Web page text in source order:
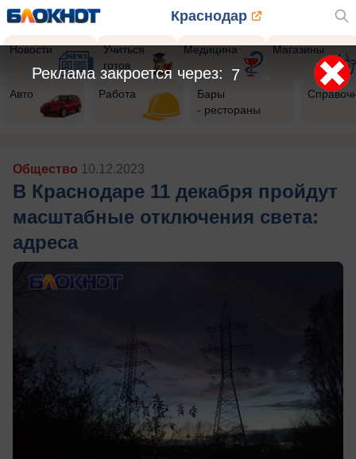
Краснодар
Новости
Учиться
готов
Медицина Магазины
Авто Работа
Бары
- рестораны
Общество 10.12.2023
В Краснодаре 11 декабря пройдут
масштабные отключения света:
адреса
4
Реклама закроется через: